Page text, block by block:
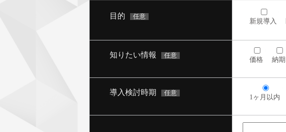
目的 任意
新規導入
知りたい情報 任意
価格 納期
導入検討時期 任意
1ヶ月以内